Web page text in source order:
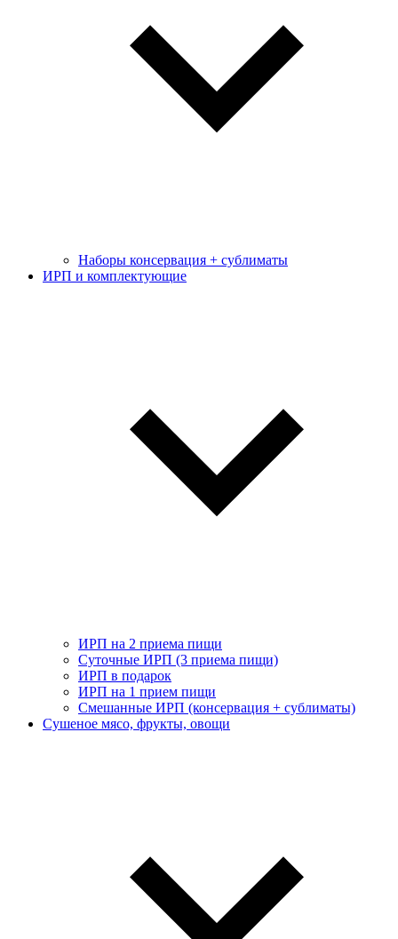
Наборы консервация + сублиматы
ИРП и комплектующие
ИРП на 2 приема пищи
Суточные ИРП (3 приема пищи)
ИРП в подарок
ИРП на 1 прием пищи
Смешанные ИРП (консервация + сублиматы)
Сушеное мясо, фрукты, овощи